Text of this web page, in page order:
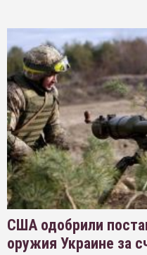
США одобрили
оружия Украине за